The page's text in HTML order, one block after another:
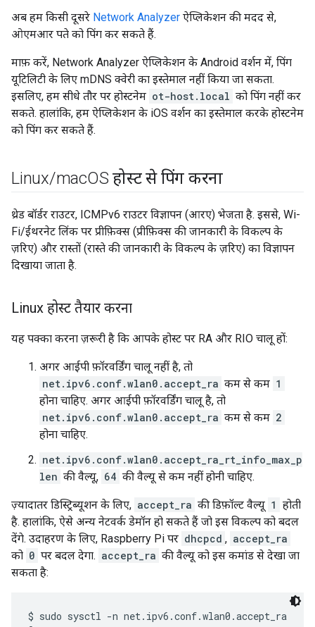
अब हम किसी दूसरे Network Analyzer ऐप्लिकेशन की मदद से,
ओएमआर पते को पिंग कर सकते हैं.
माफ़ करें, Network Analyzer ऐप्लिकेशन के Android वर्शन में, पिंग
यूटिलिटी के लिए mDNS क्वेरी का इस्तेमाल नहीं किया जा सकता.
इसलिए, हम सीधे तौर पर होस्टनेम ot-host.local को पिंग नहीं कर
सकते. हालांकि, हम ऐप्लिकेशन के iOS वर्शन का इस्तेमाल करके होस्टनेम
को पिंग कर सकते हैं.
Linux/macOS होस्ट से पिंग करना
थ्रेड बॉर्डर राउटर, ICMPv6 राउटर विज्ञापन (आरए) भेजता है. इससे, Wi-
Fi/ईथरनेट लिंक पर प्रीफ़िक्स (प्रीफ़िक्स की जानकारी के विकल्प के
ज़रिए) और रास्तों (रास्ते की जानकारी के विकल्प के ज़रिए) का विज्ञापन
दिखाया जाता है.
Linux होस्ट तैयार करना
यह पक्का करना ज़रूरी है कि आपके होस्ट पर RA और RIO चालू हों:
अगर आईपी फ़ॉरवर्डिंग चालू नहीं है, तो
net.ipv6.conf.wlan0.accept_ra कम से कम 1
होना चाहिए. अगर आईपी फ़ॉरवर्डिंग चालू है, तो
net.ipv6.conf.wlan0.accept_ra कम से कम 2
होना चाहिए.
net.ipv6.conf.wlan0.accept_ra_rt_info_max_p
len की वैल्यू, 64 की वैल्यू से कम नहीं होनी चाहिए.
ज़्यादातर डिस्ट्रिब्यूशन के लिए, accept_ra की डिफ़ॉल्ट वैल्यू 1 होती
है. हालांकि, ऐसे अन्य नेटवर्क डेमॉन हो सकते हैं जो इस विकल्प को बदल
देंगे. उदाहरण के लिए, Raspberry Pi पर dhcpcd , accept_ra
को 0 पर बदल देगा. accept_ra की वैल्यू को इस कमांड से देखा जा
सकता है:
$ sudo sysctl -n net.ipv6.conf.wlan0.accept_ra